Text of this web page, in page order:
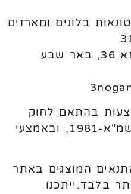
בלונים ומארזים
בהתאם לחוק
הגנת הצרכן בישראל, תשמ"א-1981, ובאמצעי
המוצגים באתר
בלבד.ייתכנו